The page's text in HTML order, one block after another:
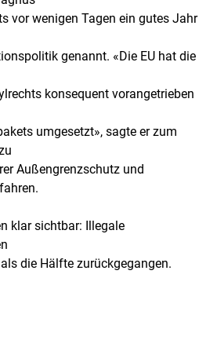
vor wenigen Tagen ein gutes Jahr
genannt. «Die EU hat die
konsequent vorangetrieben
umgesetzt», sagte er zum
Außengrenzschutz und
klar sichtbar: Illegale
die Hälfte zurückgegangen.